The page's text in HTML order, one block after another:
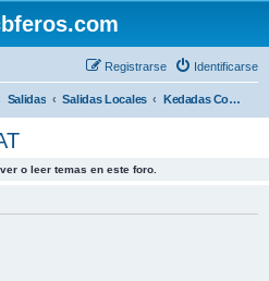
Identificarse
Registrarse
Salidas Salidas Locales Kedadas Comando CAT
o leer temas en este foro.